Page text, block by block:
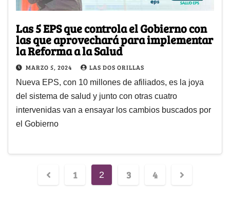
Las 5 EPS que controla el Gobierno con
las que aprovechará para implementar
la Reforma a la Salud
MARZO 5, 2024 LAS DOS ORILLAS
Nueva EPS, con 10 millones de afiliados, es la joya
del sistema de salud y junto con otras cuatro
intervenidas van a ensayar los cambios buscados por
el Gobierno
1 2 3 4